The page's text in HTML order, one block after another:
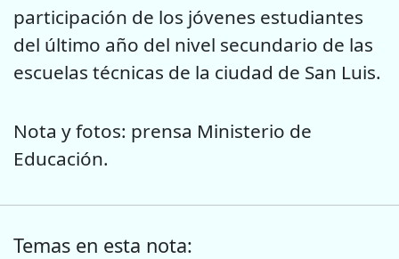
participación de los jóvenes estudiantes
del último año del nivel secundario de las
escuelas técnicas de la ciudad de San Luis.
Nota y fotos: prensa Ministerio de
Educación.
Temas en esta nota: